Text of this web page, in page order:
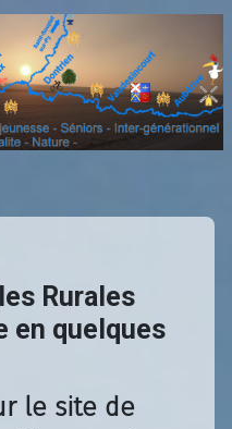
Rurales
en quelques
le site de